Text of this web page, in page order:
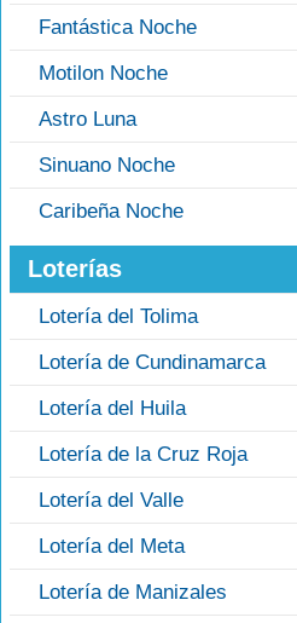
Fantástica Noche
Motilon Noche
Astro Luna
Sinuano Noche
Caribeña Noche
Loterías
Lotería del Tolima
Lotería de Cundinamarca
Lotería del Huila
Lotería de la Cruz Roja
Lotería del Valle
Lotería del Meta
Lotería de Manizales